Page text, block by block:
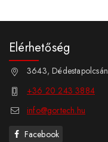
Elérhetőség
3643,
+36 20 243 3884
info@gortech.hu
Facebook